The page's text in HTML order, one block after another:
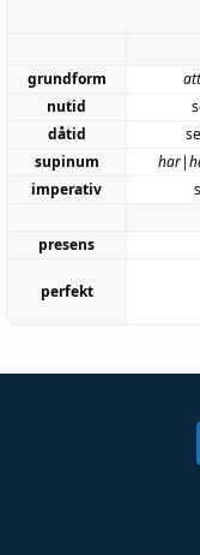
grundform att
nutid
dåtid
supinum
imperativ
presens
perfekt